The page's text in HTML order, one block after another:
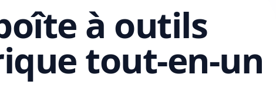
à outils
tout-en-un